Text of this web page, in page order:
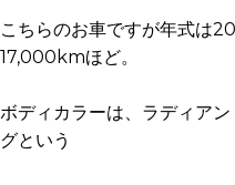
こちらのお車ですが年式は
17,000kmほど。
ボディカラーは、ラディア
グという